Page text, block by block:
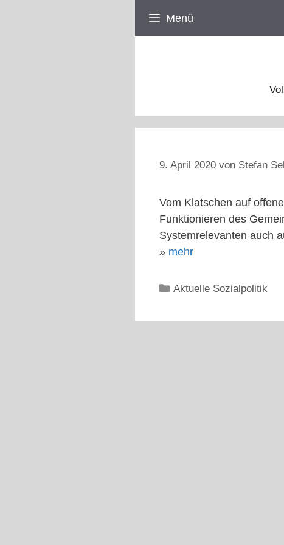
Menü
9. April 2020 von Stefan
Vom Klatschen auf
Funktionieren des
Systemrelevanten auch
» mehr
Kategorien
Aktuelle Sozialpolitik